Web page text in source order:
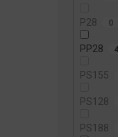
P28 0
PP28
PS155
PS128
PS188